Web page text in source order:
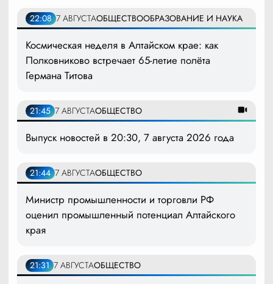
22:08 7 АВГУСТАОБЩЕСТВООБРАЗОВАНИЕ И НАУКА
Космическая неделя в Алтайском крае: как
Полковниково встречает 65-летие полёта
Германа Титова
21:45 7 АВГУСТАОБЩЕСТВО
Выпуск новостей в 20:30, 7 августа 2026 года
21:44 7 АВГУСТАОБЩЕСТВО
Министр промышленности и торговли РФ
оценил промышленный потенциал Алтайского
края
21:31 7 АВГУСТАОБЩЕСТВО